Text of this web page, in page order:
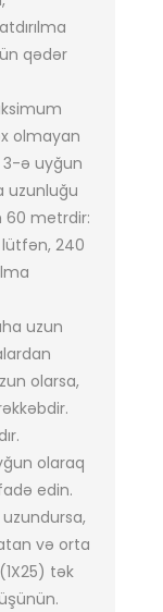
qədər
olmayan
3-ə uyğun
uzunluğu
60 metrdir:
240
uzun
olarsa,
olaraq
edin.
və orta
tək